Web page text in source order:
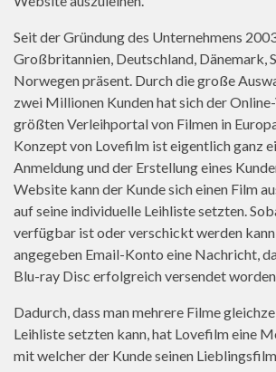
Seit der Gründung des Unternehmens
Großbritannien, Deutschland, Dänemark,
Norwegen präsent. Durch die große
zwei Millionen Kunden hat sich der
größten Verleihportal von Filmen in
Konzept von Lovefilm ist eigentlich ganz
Anmeldung und der Erstellung eines
Website kann der Kunde sich einen Film
auf seine individuelle Leihliste setzten.
verfügbar ist oder verschickt werden
angegeben Email-Konto eine Nachricht,
Blu-ray Disc erfolgreich versendet worden
Dadurch, dass man mehrere Filme
Leihliste setzten kann, hat Lovefilm eine
mit welcher der Kunde seinen